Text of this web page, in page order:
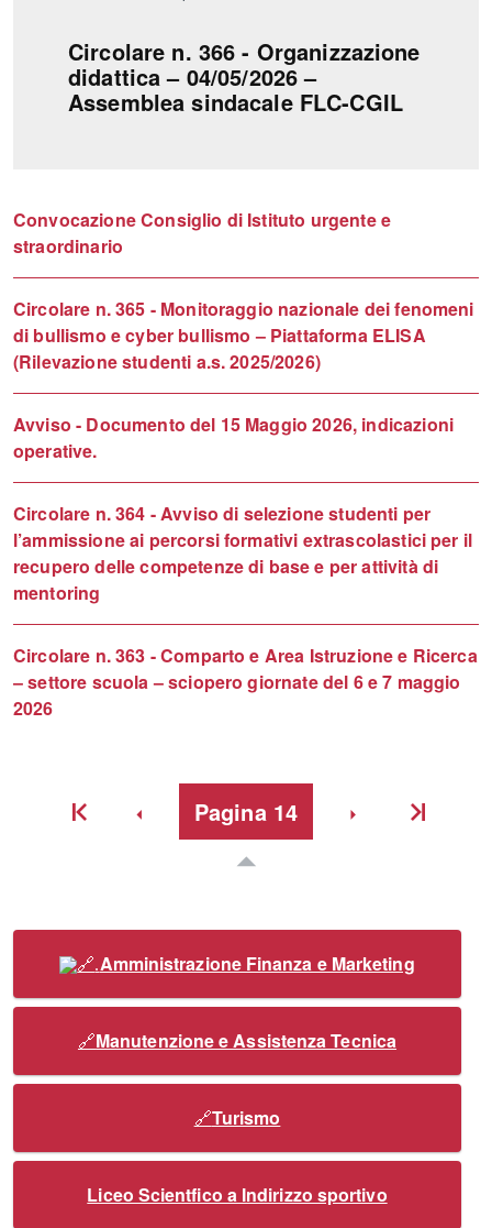
Circolare n. 366 - Organizzazione
didattica – 04/05/2026 –
Assemblea sindacale FLC-CGIL
Convocazione Consiglio di Istituto urgente e
straordinario
Circolare n. 365 - Monitoraggio nazionale dei fenomeni
di bullismo e cyber bullismo – Piattaforma ELISA
(Rilevazione studenti a.s. 2025/2026)
Avviso - Documento del 15 Maggio 2026, indicazioni
operative.
Circolare n. 364 - Avviso di selezione studenti per
l’ammissione ai percorsi formativi extrascolastici per il
recupero delle competenze di base e per attività di
mentoring
Circolare n. 363 - Comparto e Area Istruzione e Ricerca
– settore scuola – sciopero giornate del 6 e 7 maggio
2026
IndietroPagina 14 Avanti
Amministrazione Finanza e Marketing
Manutenzione e Assistenza Tecnica
Turismo
Liceo Scientfico a Indirizzo sportivo